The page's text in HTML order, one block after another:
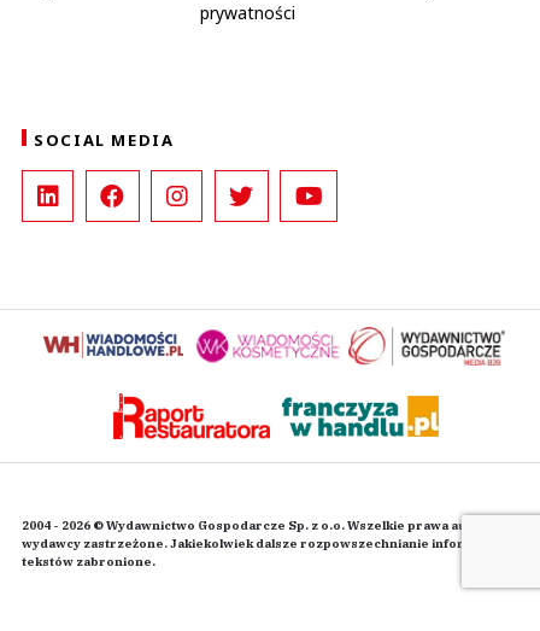
prywatności
SOCIAL MEDIA
2004 - 2026 © Wydawnictwo Gospodarcze Sp. z o.o. Wszelkie prawa autorskie
wydawcy zastrzeżone. Jakiekolwiek dalsze rozpowszechnianie informacji i
tekstów zabronione.